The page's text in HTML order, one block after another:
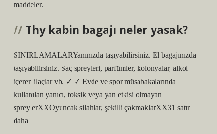
maddeler.
Thy kabin bagajı neler yasak?
SINIRLAMALARYanınızda taşıyabilirsiniz. El bagajınızda
taşıyabilirsiniz. Saç spreyleri, parfümler, kolonyalar, alkol
içeren ilaçlar vb. ✓ ✓ Evde ve spor müsabakalarında
kullanılan yanıcı, toksik veya yan etkisi olmayan
spreylerXXOyuncak silahlar, şekilli çakmaklarXX31 satır
daha